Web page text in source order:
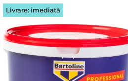
Livrare: imediată